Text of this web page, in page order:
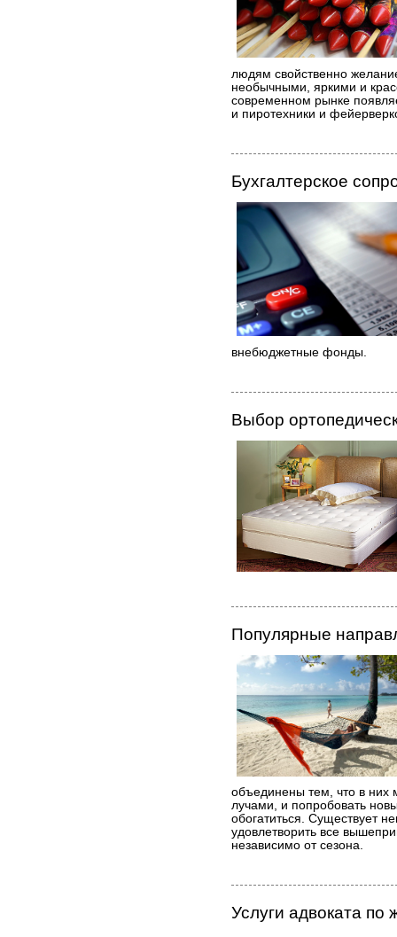
людям свойственно
необычными, яркими и
современном рынке
и пиротехники и
Бухгалтерское
внебюджетные фонды.
Выбор
Популярные
объединены тем, что в них
лучами, и попробовать
обогатиться. Существует
удовлетворить все
независимо от сезона.
Услуги адвоката